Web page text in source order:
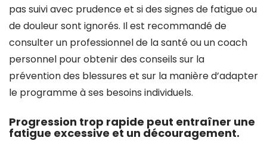
pas suivi avec prudence et si des signes de fatigue ou
de douleur sont ignorés. Il est recommandé de
consulter un professionnel de la santé ou un coach
personnel pour obtenir des conseils sur la
prévention des blessures et sur la manière d’adapter
le programme à ses besoins individuels.
Progression trop rapide peut entraîner une
fatigue excessive et un découragement.